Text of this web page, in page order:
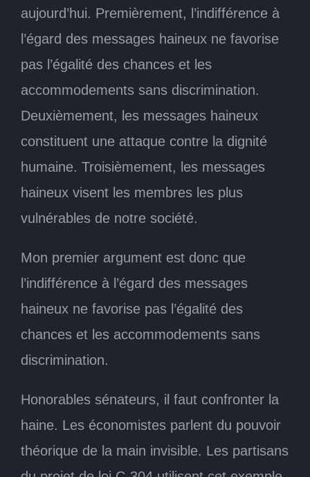
aujourd’hui. Premièrement, l’indifférence à
l’égard des messages haineux ne favorise
pas l’égalité des chances et les
accommodements sans discrimination.
Deuxièmement, les messages haineux
constituent une attaque contre la dignité
humaine. Troisièmement, les messages
haineux visent les membres les plus
vulnérables de notre société.
Mon premier argument est donc que
l’indifférence à l’égard des messages
haineux ne favorise pas l’égalité des
chances et les accommodements sans
discrimination.
Honorables sénateurs, il faut confronter la
haine. Les économistes parlent du pouvoir
théorique de la main invisible. Les partisans